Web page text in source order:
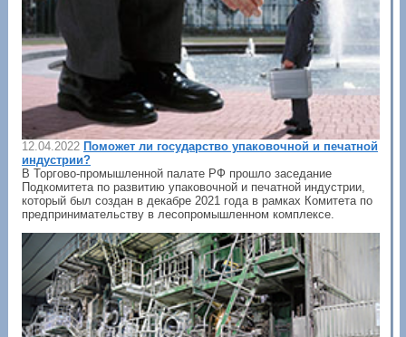
12.04.2022 Поможет ли государство упаковочной и печатной
индустрии?
В Торгово-промышленной палате РФ прошло заседание
Подкомитета по развитию упаковочной и печатной индустрии,
который был создан в декабре 2021 года в рамках Комитета по
предпринимательству в лесопромышленном комплексе.